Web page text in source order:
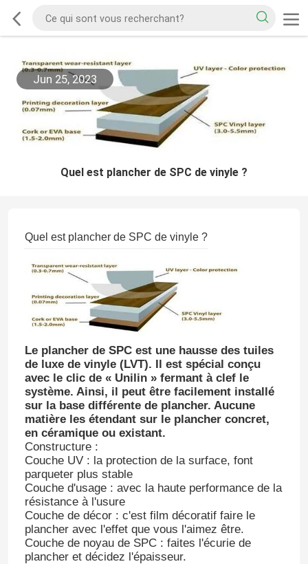
Jun 25, 2023
Quel est plancher de SPC de vinyle ?
Quel est plancher de SPC de vinyle ?
Le plancher de SPC est une hausse des tuiles
de luxe de vinyle (LVT). Il est spécial conçu
avec le clic de « Unilin » fermant à clef le
système. Ainsi, il peut être facilement installé
sur la base différente de plancher. Aucune
matière les étendant sur le plancher concret,
en céramique ou existant.
Constructure :
Couche UV : la protection de la surface, font
parqueter plus stable
Couche d'usage : avec la haute performance de la
résistance à l'usure
Couche de décor : c'est film décoratif faire le
plancher avec l'effet que vous l'aimez être.
Couche de noyau de SPC : faites l'écurie de
plancher et décidez l'épaisseur.